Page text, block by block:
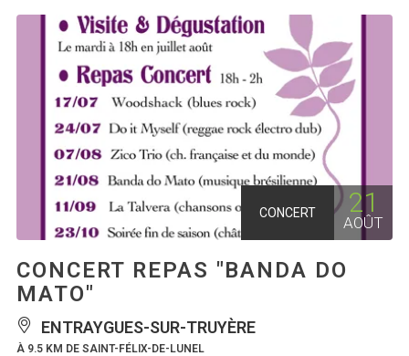
CONCERT 21
AOÛT
CONCERT REPAS "BANDA DO
MATO"
ENTRAYGUES-SUR-TRUYÈRE
À 9.5 KM DE SAINT-FÉLIX-DE-LUNEL